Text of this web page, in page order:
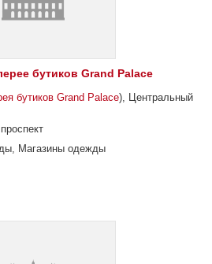
бутиков Grand Palace
бутиков Grand Palace), Центральный
Магазины одежды